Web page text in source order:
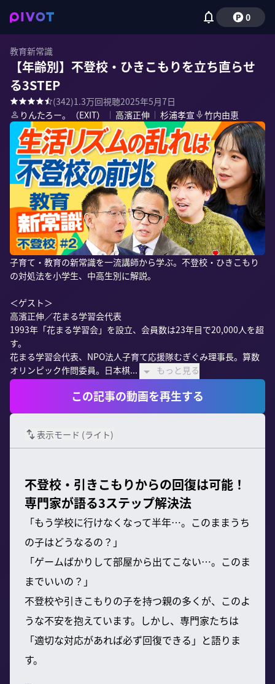
0
教育新常識
【年齢別】不登校・ひきこもりを立ち直らせ
る3STEP
(342)1.3万回視聴2025年5月7日
りんたろー。（EXIT）
｜ 高濱正伸 ｜ 杉浦孝宣 竹内由恵
子育て・教育の新常識を一流講師から学ぶ。不登校・ひきこもり
の対処法を小学生、中高生別に解説。
＜ゲスト＞
高濱正伸／花まる学習会代表
1993年「花まる学習会」を設立、会員数は23年目で20,000人を超
す。
花まる学習会代表、NPO法人子育て応援隊むぎぐみ理事長。算数
オリンピック作問委員。日本棋...
もっと見る
この記事の動画を再生する
表示モード (ライト)
不登校・引きこもりからの回復は可能！
専門家が語る3ステップ解決法
「もう学校に行けなくなって半年…。このままうち
の子はどうなるの？」
「ゲームばかりして部屋から出てこない…。このま
までいいの？」
不登校や引きこもりの子を持つ親の多くが、このよ
うな不安を抱えています。しかし、専門家たちは
「適切な対応があれば必ず回復できる」と語りま
す。